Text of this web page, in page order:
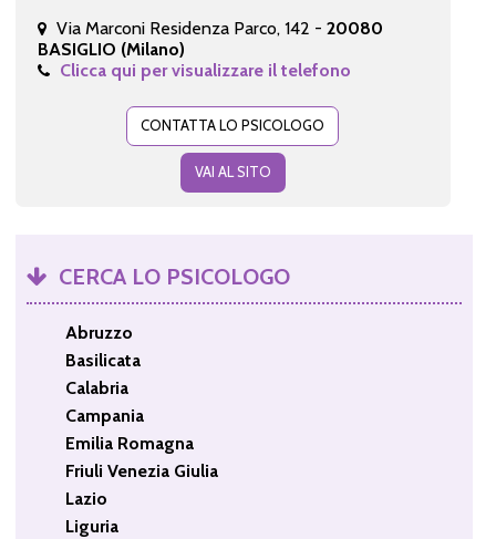
Via Marconi Residenza Parco, 142 - 20080
BASIGLIO (Milano)
Clicca qui per visualizzare il telefono
CONTATTA LO PSICOLOGO
VAI AL SITO
CERCA LO PSICOLOGO
Abruzzo
Basilicata
Calabria
Campania
Emilia Romagna
Friuli Venezia Giulia
Lazio
Liguria